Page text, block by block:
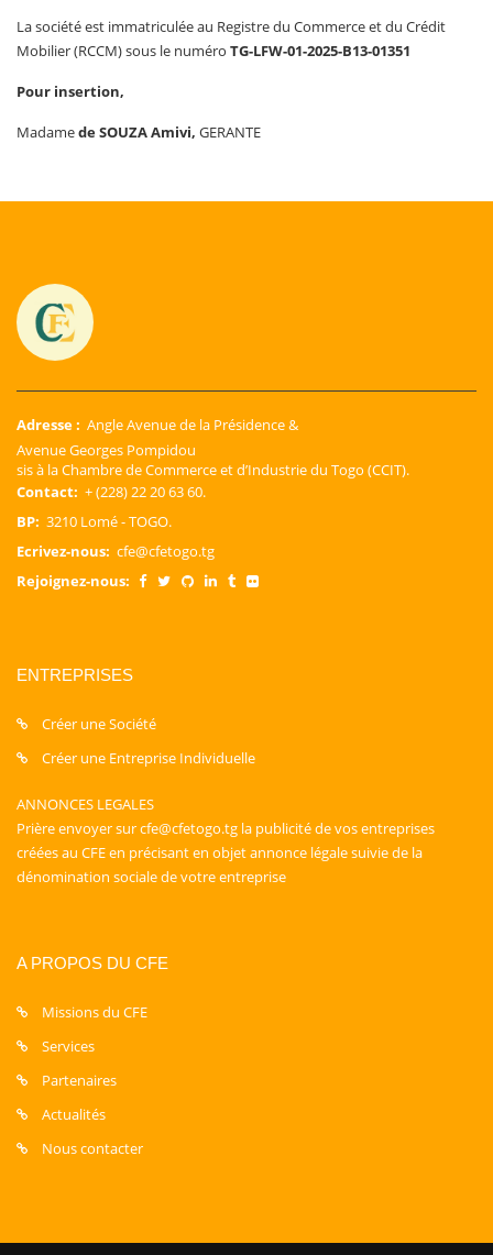
La société est immatriculée au Registre du Commerce et du Crédit
Mobilier (RCCM) sous le numéro TG-LFW-01-2025-B13-01351
Pour insertion,
Madamede SOUZA Amivi, GERANTE
Adresse : Angle Avenue de la Présidence &
Avenue Georges Pompidou
sis à la Chambre de Commerce et d’Industrie du Togo (CCIT).
Contact: + (228) 22 20 63 60.
BP: 3210 Lomé - TOGO.
Ecrivez-nous: cfe@cfetogo.tg
Rejoignez-nous:
ENTREPRISES
Créer une Société
Créer une Entreprise Individuelle
ANNONCES LEGALES
Prière envoyer sur cfe@cfetogo.tg la publicité de vos entreprises
créées au CFE en précisant en objet annonce légale suivie de la
dénomination sociale de votre entreprise
A PROPOS DU CFE
Missions du CFE
Services
Partenaires
Actualités
Nous contacter